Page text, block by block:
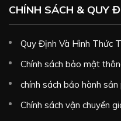
CHÍNH SÁCH & QUY
Quy Định Và Hình Thức
Chính sách bảo mật
chính sách bảo hành sản
Chính sách vận chuyển